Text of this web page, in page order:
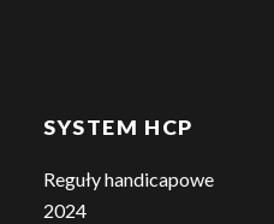
SYSTEM HCP
Reguły handicapowe
2024